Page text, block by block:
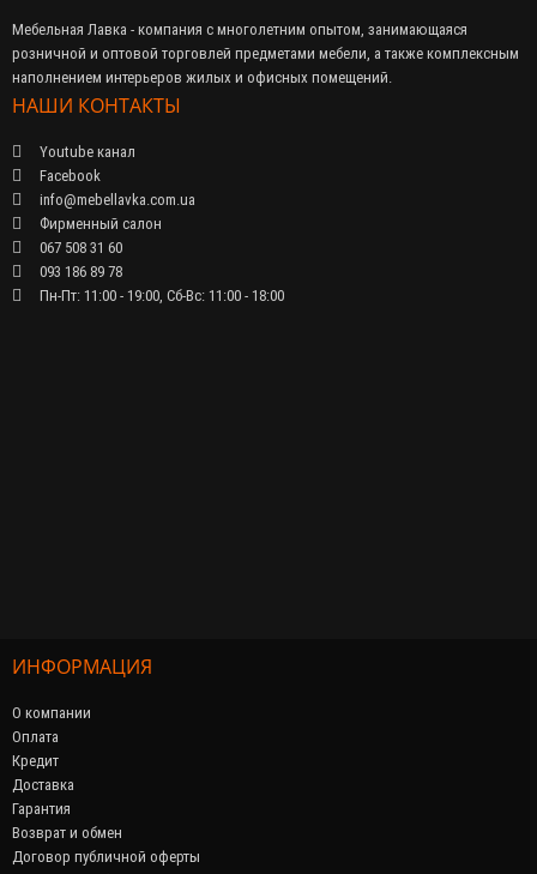
Мебельная Лавка - компания с многолетним опытом, занимающаяся
розничной и оптовой торговлей предметами мебели, а также комплексным
наполнением интерьеров жилых и офисных помещений.
НАШИ КОНТАКТЫ
Youtube канал
Facebook
info@mebellavka.com.ua
Фирменный салон
067 508 31 60
093 186 89 78
Пн-Пт: 11:00 - 19:00, Сб-Вс: 11:00 - 18:00
ИНФОРМАЦИЯ
О компании
Оплата
Кредит
Доставка
Гарантия
Возврат и обмен
Договор публичной оферты